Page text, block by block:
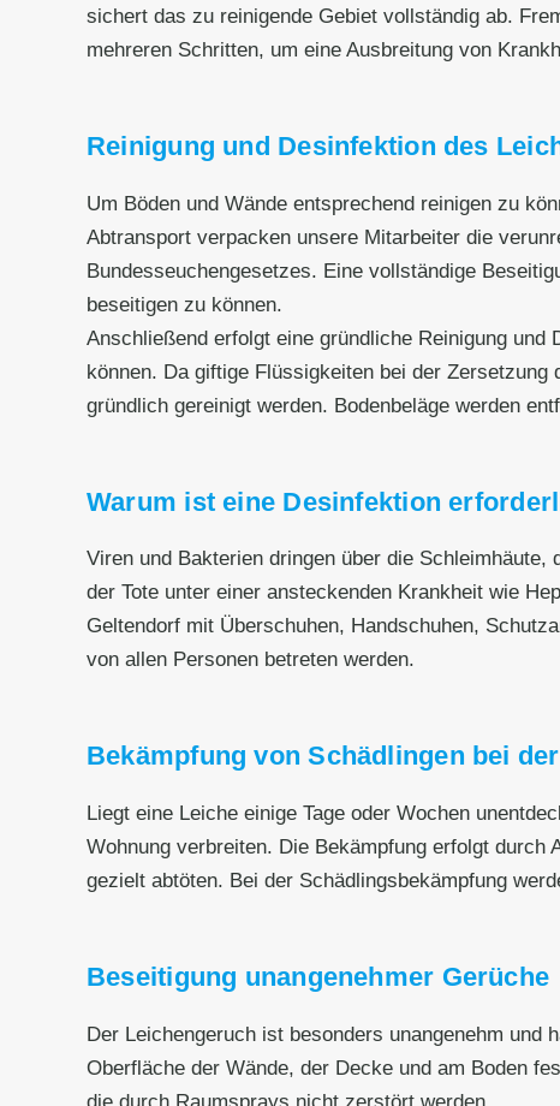
sichert das zu reinigende Gebiet vollständig ab.
mehreren Schritten, um eine Ausbreitung von
Reinigung und Desinfektion des
Um Böden und Wände entsprechend reinigen zu
Abtransport verpacken unsere Mitarbeiter die
Bundesseuchengesetzes. Eine vollständige
beseitigen zu können.
Anschließend erfolgt eine gründliche Reinigung
können. Da giftige Flüssigkeiten bei der
gründlich gereinigt werden. Bodenbeläge werden
Warum ist eine Desinfektion
Viren und Bakterien dringen über die
der Tote unter einer ansteckenden Krankheit wie
Geltendorf mit Überschuhen, Handschuhen,
von allen Personen betreten werden.
Bekämpfung von Schädlingen bei
Liegt eine Leiche einige Tage oder Wochen
Wohnung verbreiten. Die Bekämpfung erfolgt
gezielt abtöten. Bei der Schädlingsbekämpfung
Beseitigung unangenehmer Gerüche
Der Leichengeruch ist besonders unangenehm
Oberfläche der Wände, der Decke und am Boden